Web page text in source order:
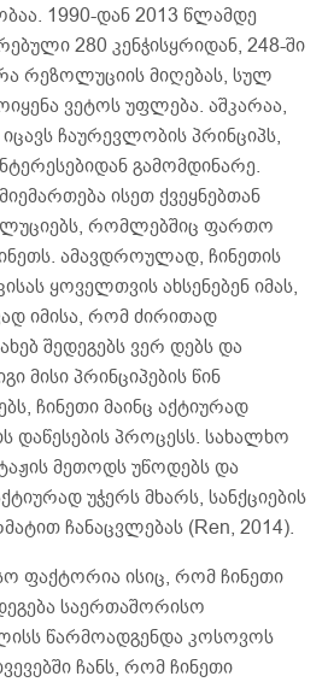
1990-დან 2013 წლამდე
280 კენჭისყრიდან, 248-ში
რეზოლუციის მიღებას, სულ
ვეტოს უფლება. აშკარაა,
ჩაურევლობის პრინციპს,
გამომდინარე.
ისეთ ქვეყნებთან
რომლებშიც ფართო
ამავდროულად, ჩინეთის
ყოველთვის ახსენებენ იმას,
იმისა, რომ ძირითად
შედეგებს ვერ დებს და
მისი პრინციპების წინ
ჩინეთი მაინც აქტიურად
დაწესების პროცესს. სახალხო
მეთოდს უწოდებს და
უჭერს მხარს, სანქციების
ჩანაცვლებას (Ren, 2014).
ფაქტორია ისიც, რომ ჩინეთი
საერთაშორისო
წარმოადგენდა კოსოვოს
ჩანს, რომ ჩინეთი